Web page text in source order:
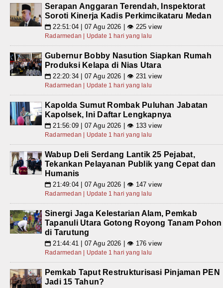
Serapan Anggaran Terendah, Inspektorat
Soroti Kinerja Kadis Perkimcikataru Medan
📅 22:51:04 | 07 Agu 2026 | 👁 225 view
Radarmedan | Update 1 hari yang lalu
Gubernur Bobby Nasution Siapkan Rumah
Produksi Kelapa di Nias Utara
📅 22:20:34 | 07 Agu 2026 | 👁 231 view
Radarmedan | Update 1 hari yang lalu
Kapolda Sumut Rombak Puluhan Jabatan
Kapolsek, Ini Daftar Lengkapnya
📅 21:56:09 | 07 Agu 2026 | 👁 133 view
Radarmedan | Update 1 hari yang lalu
Wabup Deli Serdang Lantik 25 Pejabat,
Tekankan Pelayanan Publik yang Cepat dan
Humanis
📅 21:49:04 | 07 Agu 2026 | 👁 147 view
Radarmedan | Update 1 hari yang lalu
Sinergi Jaga Kelestarian Alam, Pemkab
Tapanuli Utara Gotong Royong Tanam Pohon
di Tarutung
📅 21:44:41 | 07 Agu 2026 | 👁 176 view
Radarmedan | Update 1 hari yang lalu
Pemkab Taput Restrukturisasi Pinjaman PEN
Jadi 15 Tahun?